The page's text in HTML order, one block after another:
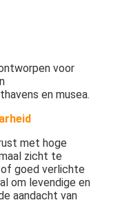
voor
en musea.
met hoge
zicht te
goed verlichte
om levendige en
aandacht van